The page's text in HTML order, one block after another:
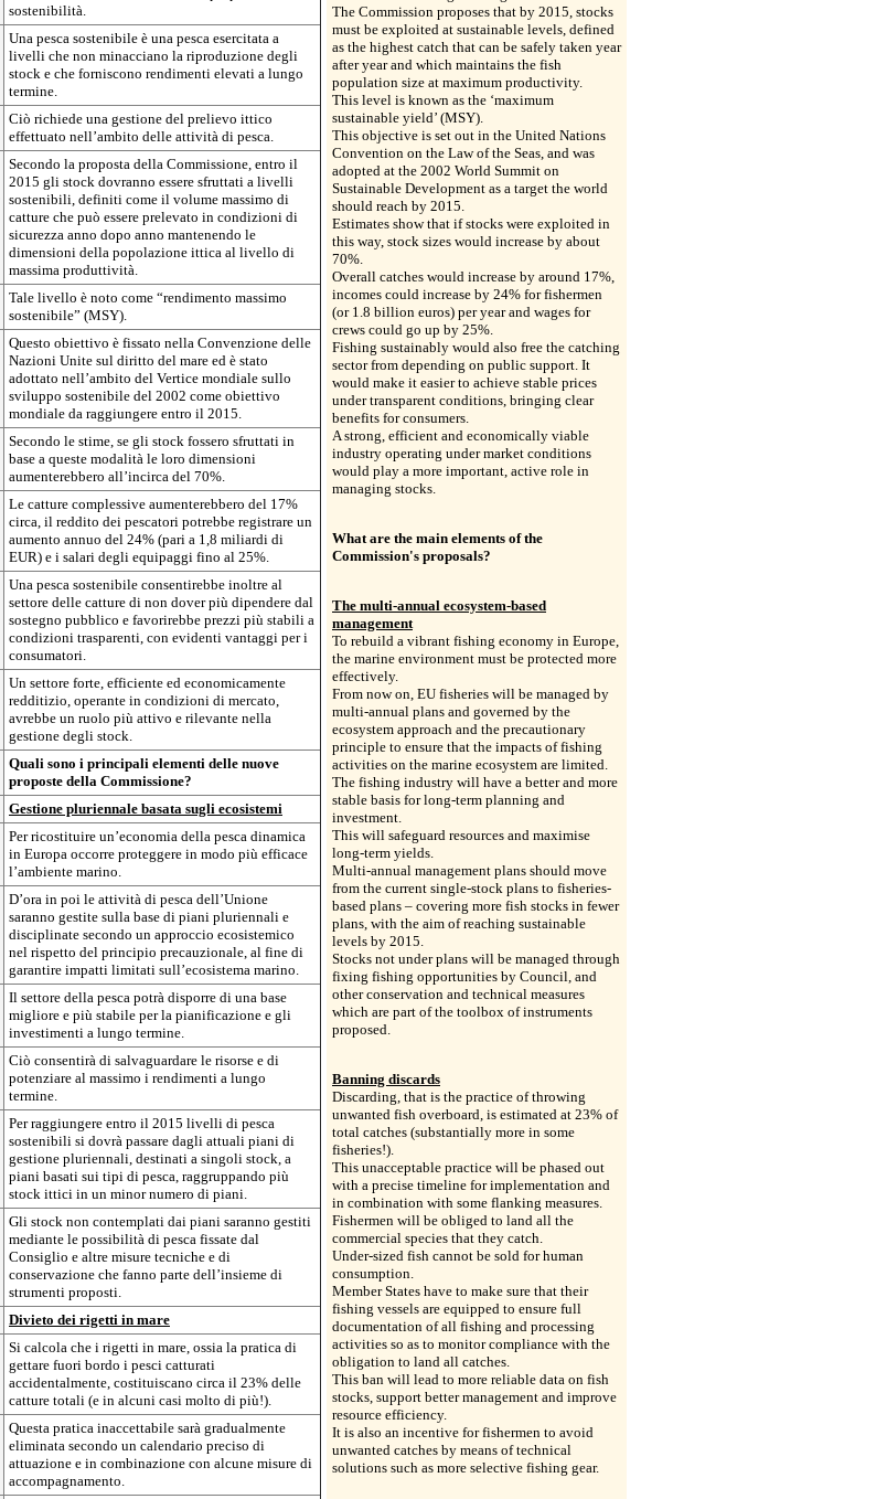
sostenibilità.
Una pesca sostenibile è una pesca esercitata a
livelli che non minacciano la riproduzione degli
stock e che forniscono rendimenti elevati a lungo
termine.
Ciò richiede una gestione del prelievo ittico
effettuato nell’ambito delle attività di pesca.
Secondo la proposta della Commissione, entro il
2015 gli stock dovranno essere sfruttati a livelli
sostenibili, definiti come il volume massimo di
catture che può essere prelevato in condizioni di
sicurezza anno dopo anno mantenendo le
dimensioni della popolazione ittica al livello di
massima produttività.
Tale livello è noto come “rendimento massimo
sostenibile” (MSY).
Questo obiettivo è fissato nella Convenzione delle
Nazioni Unite sul diritto del mare ed è stato
adottato nell’ambito del Vertice mondiale sullo
sviluppo sostenibile del 2002 come obiettivo
mondiale da raggiungere entro il 2015.
Secondo le stime, se gli stock fossero sfruttati in
base a queste modalità le loro dimensioni
aumenterebbero all’incirca del 70%.
Le catture complessive aumenterebbero del 17%
circa, il reddito dei pescatori potrebbe registrare un
aumento annuo del 24% (pari a 1,8 miliardi di
EUR) e i salari degli equipaggi fino al 25%.
Una pesca sostenibile consentirebbe inoltre al
settore delle catture di non dover più dipendere dal
sostegno pubblico e favorirebbe prezzi più stabili a
condizioni trasparenti, con evidenti vantaggi per i
consumatori.
Un settore forte, efficiente ed economicamente
redditizio, operante in condizioni di mercato,
avrebbe un ruolo più attivo e rilevante nella
gestione degli stock.
Quali sono i principali elementi delle nuove
proposte della Commissione?
Gestione pluriennale basata sugli ecosistemi
Per ricostituire un’economia della pesca dinamica
in Europa occorre proteggere in modo più efficace
l’ambiente marino.
D’ora in poi le attività di pesca dell’Unione
saranno gestite sulla base di piani pluriennali e
disciplinate secondo un approccio ecosistemico
nel rispetto del principio precauzionale, al fine di
garantire impatti limitati sull’ecosistema marino.
Il settore della pesca potrà disporre di una base
migliore e più stabile per la pianificazione e gli
investimenti a lungo termine.
Ciò consentirà di salvaguardare le risorse e di
potenziare al massimo i rendimenti a lungo
termine.
Per raggiungere entro il 2015 livelli di pesca
sostenibili si dovrà passare dagli attuali piani di
gestione pluriennali, destinati a singoli stock, a
piani basati sui tipi di pesca, raggruppando più
stock ittici in un minor numero di piani.
Gli stock non contemplati dai piani saranno gestiti
mediante le possibilità di pesca fissate dal
Consiglio e altre misure tecniche e di
conservazione che fanno parte dell’insieme di
strumenti proposti.
Divieto dei rigetti in mare
Si calcola che i rigetti in mare, ossia la pratica di
gettare fuori bordo i pesci catturati
accidentalmente, costituiscano circa il 23% delle
catture totali (e in alcuni casi molto di più!).
Questa pratica inaccettabile sarà gradualmente
eliminata secondo un calendario preciso di
attuazione e in combinazione con alcune misure di
accompagnamento.
The Commission proposes that by 2015, stocks
must be exploited at sustainable levels, defined
as the highest catch that can be safely taken year
after year and which maintains the fish
population size at maximum productivity.
This level is known as the ‘maximum
sustainable yield’ (MSY).
This objective is set out in the United Nations
Convention on the Law of the Seas, and was
adopted at the 2002 World Summit on
Sustainable Development as a target the world
should reach by 2015.
Estimates show that if stocks were exploited in
this way, stock sizes would increase by about
70%.
Overall catches would increase by around 17%,
incomes could increase by 24% for fishermen
(or 1.8 billion euros) per year and wages for
crews could go up by 25%.
Fishing sustainably would also free the catching
sector from depending on public support. It
would make it easier to achieve stable prices
under transparent conditions, bringing clear
benefits for consumers.
A strong, efficient and economically viable
industry operating under market conditions
would play a more important, active role in
managing stocks.
What are the main elements of the
Commission's proposals?
The multi-annual ecosystem-based
management
To rebuild a vibrant fishing economy in Europe,
the marine environment must be protected more
effectively.
From now on, EU fisheries will be managed by
multi-annual plans and governed by the
ecosystem approach and the precautionary
principle to ensure that the impacts of fishing
activities on the marine ecosystem are limited.
The fishing industry will have a better and more
stable basis for long-term planning and
investment.
This will safeguard resources and maximise
long-term yields.
Multi-annual management plans should move
from the current single-stock plans to fisheries-
based plans – covering more fish stocks in fewer
plans, with the aim of reaching sustainable
levels by 2015.
Stocks not under plans will be managed through
fixing fishing opportunities by Council, and
other conservation and technical measures
which are part of the toolbox of instruments
proposed.
Banning discards
Discarding, that is the practice of throwing
unwanted fish overboard, is estimated at 23% of
total catches (substantially more in some
fisheries!).
This unacceptable practice will be phased out
with a precise timeline for implementation and
in combination with some flanking measures.
Fishermen will be obliged to land all the
commercial species that they catch.
Under-sized fish cannot be sold for human
consumption.
Member States have to make sure that their
fishing vessels are equipped to ensure full
documentation of all fishing and processing
activities so as to monitor compliance with the
obligation to land all catches.
This ban will lead to more reliable data on fish
stocks, support better management and improve
resource efficiency.
It is also an incentive for fishermen to avoid
unwanted catches by means of technical
solutions such as more selective fishing gear.